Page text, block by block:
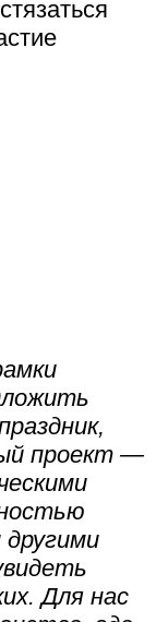
проект —
Для нас